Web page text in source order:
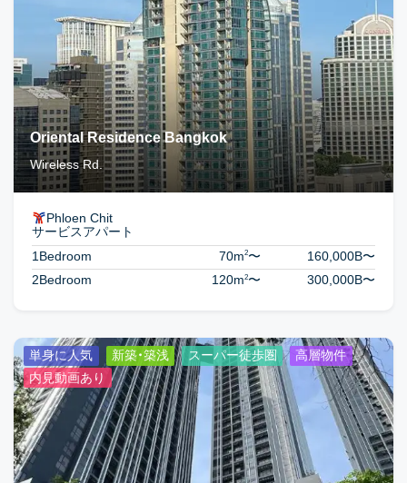
Oriental Residence Bangkok
Wireless Rd.
Phloen Chit
サービスアパート
1Bedroom
70m2〜 160,000B〜
2Bedroom
120m2〜 300,000B〜
単身に人気 新築・築浅 スーパー徒歩圏
高層物件
内見動画あり